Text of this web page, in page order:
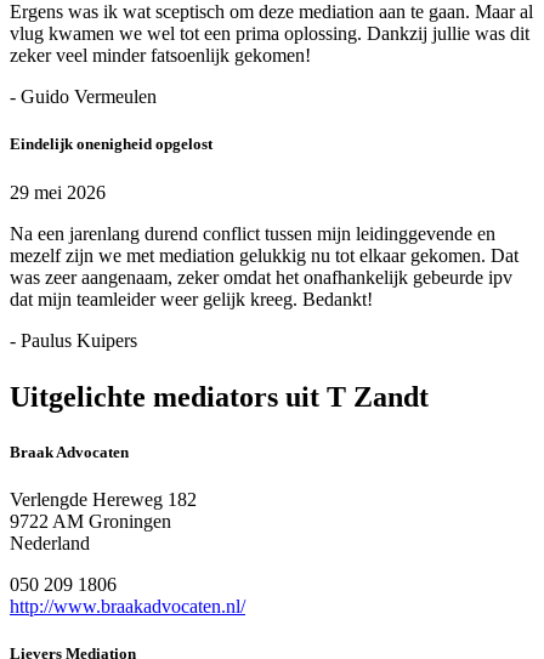
Ergens was ik wat sceptisch om deze mediation aan te gaan. Maar al
vlug kwamen we wel tot een prima oplossing. Dankzij jullie was dit
zeker veel minder fatsoenlijk gekomen!
- Guido Vermeulen
Eindelijk onenigheid opgelost
29 mei 2026
Na een jarenlang durend conflict tussen mijn leidinggevende en
mezelf zijn we met mediation gelukkig nu tot elkaar gekomen. Dat
was zeer aangenaam, zeker omdat het onafhankelijk gebeurde ipv
dat mijn teamleider weer gelijk kreeg. Bedankt!
- Paulus Kuipers
Uitgelichte mediators uit T Zandt
Braak Advocaten
Verlengde Hereweg 182
9722 AM Groningen
Nederland
050 209 1806
http://www.braakadvocaten.nl/
Lievers Mediation